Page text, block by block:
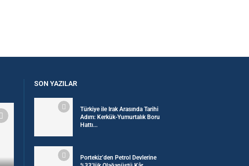
SON YAZILAR
Türkiye ile Irak Arasında Tarihi
Adım: Kerkük-Yumurtalık Boru
Hattı...
Portekiz’den Petrol Devlerine